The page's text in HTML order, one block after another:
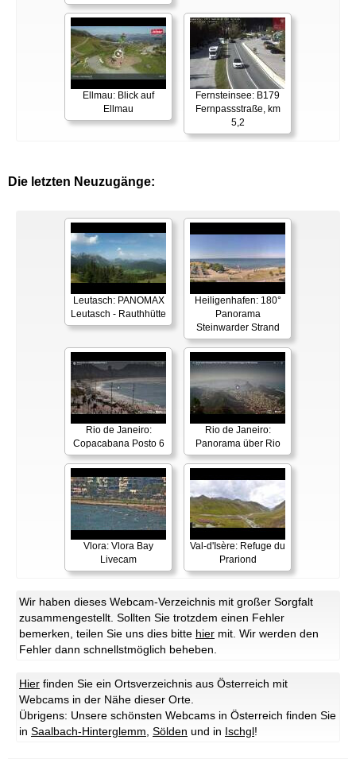
Ellmau: Blick auf
Ellmau
Fernsteinsee: B179
Fernpassstraße, km
5,2
Die letzten Neuzugänge:
Leutasch: PANOMAX
Leutasch - Rauthhütte
Heiligenhafen: 180°
Panorama
Steinwarder Strand
Rio de Janeiro:
Copacabana Posto 6
Rio de Janeiro:
Panorama über Rio
Vlora: Vlora Bay
Livecam
Val-d'Isère: Refuge du
Prariond
Wir haben dieses Webcam-Verzeichnis mit großer Sorgfalt
zusammengestellt. Sollten Sie trotzdem einen Fehler
bemerken, teilen Sie uns dies bitte hier mit. Wir werden den
Fehler dann schnellstmöglich beheben.
Hier finden Sie ein Ortsverzeichnis aus Österreich mit
Webcams in der Nähe dieser Orte.
Übrigens: Unsere schönsten Webcams in Österreich finden Sie
in Saalbach-Hinterglemm Sölden und in Ischgl!